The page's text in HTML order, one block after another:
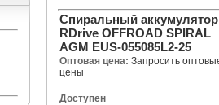
Спиральный аккумулятор
RDrive OFFROAD SPIRAL
AGM EUS-055085L2-25
Оптовая цена: Запросить
цены
Доступен